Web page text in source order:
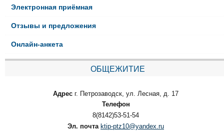
Электронная приёмная
Отзывы и предложения
Онлайн-анкета
ОБЩЕЖИТИЕ
Адрес г. Петрозаводск, ул. Лесная, д. 17
Телефон
8(8142)53-51-54
Эл. почта ktip-ptz10@yandex.ru